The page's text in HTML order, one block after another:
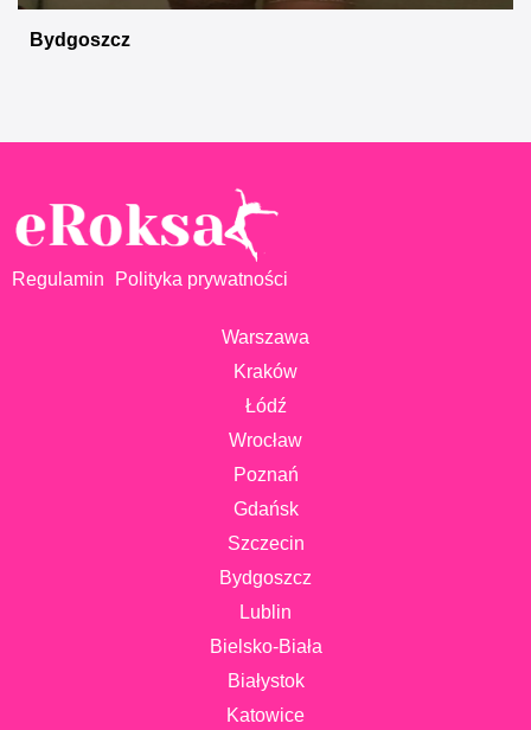
Bydgoszcz
Regulamin Polityka prywatności
Warszawa
Kraków
Łódź
Wrocław
Poznań
Gdańsk
Szczecin
Bydgoszcz
Lublin
Bielsko-Biała
Białystok
Katowice